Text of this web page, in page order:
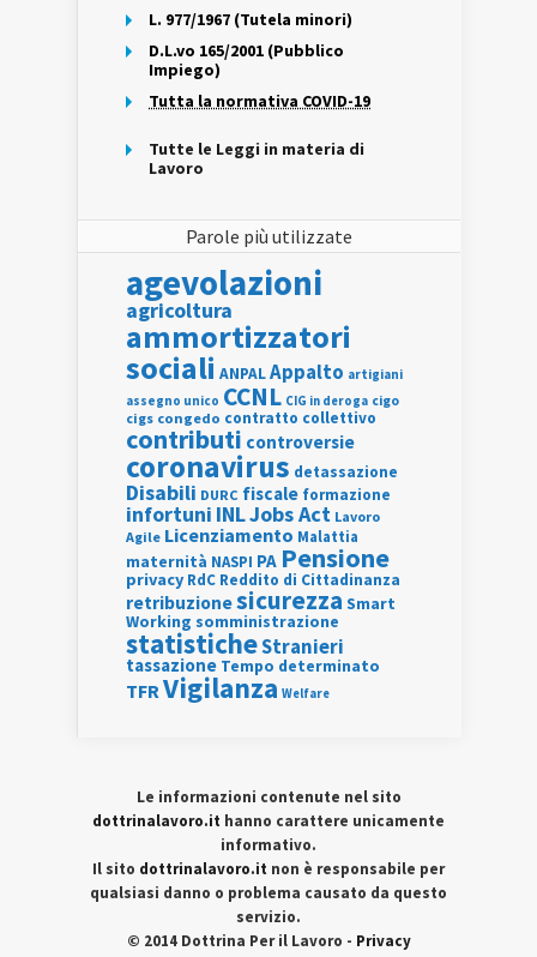
L. 977/1967 (Tutela minori)
D.L.vo 165/2001 (Pubblico
Impiego)
Tutta la normativa COVID-19
Tutte le Leggi in materia di
Lavoro
Parole più utilizzate
agevolazioni
agricoltura
ammortizzatori
sociali ANPALAppalto artigiani
assegno unico CCNL CIG in deroga cigo
cigs congedo contratto collettivo
contributi controversie
coronavirus detassazione
Disabili DURC fiscale formazione
infortuni INLJobs Act Lavoro
Agile Licenziamento Malattia
maternità NASPI PA Pensione
privacy RdC Reddito di Cittadinanza
retribuzionesicurezza Smart
Working somministrazione
statisticheStranieri
tassazione Tempo determinato
TFRVigilanza Welfare
Le informazioni contenute nel sito
dottrinalavoro.it hanno carattere unicamente
informativo.
Il sito dottrinalavoro.it non è responsabile per
qualsiasi danno o problema causato da questo
servizio.
© 2014 Dottrina Per il Lavoro - Privacy